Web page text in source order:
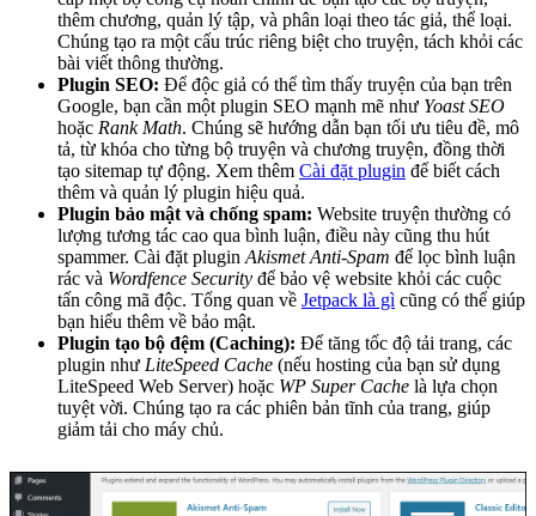
thêm chương, quản lý tập, và phân loại theo tác giả, thể loại.
Chúng tạo ra một cấu trúc riêng biệt cho truyện, tách khỏi các
bài viết thông thường.
Plugin SEO: Để độc giả có thể tìm thấy truyện của bạn trên
Google, bạn cần một plugin SEO mạnh mẽ như Yoast SEO
hoặc Rank Math. Chúng sẽ hướng dẫn bạn tối ưu tiêu đề, mô
tả, từ khóa cho từng bộ truyện và chương truyện, đồng thời
tạo sitemap tự động. Xem thêm Cài đặt plugin để biết cách
thêm và quản lý plugin hiệu quả.
Plugin bảo mật và chống spam: Website truyện thường có
lượng tương tác cao qua bình luận, điều này cũng thu hút
spammer. Cài đặt plugin Akismet Anti-Spam để lọc bình luận
rác và Wordfence Security để bảo vệ website khỏi các cuộc
tấn công mã độc. Tổng quan về Jetpack là gì cũng có thể giúp
bạn hiểu thêm về bảo mật.
Plugin tạo bộ đệm (Caching): Để tăng tốc độ tải trang, các
plugin như LiteSpeed Cache (nếu hosting của bạn sử dụng
LiteSpeed Web Server) hoặc WP Super Cache là lựa chọn
tuyệt vời. Chúng tạo ra các phiên bản tĩnh của trang, giúp
giảm tải cho máy chủ.